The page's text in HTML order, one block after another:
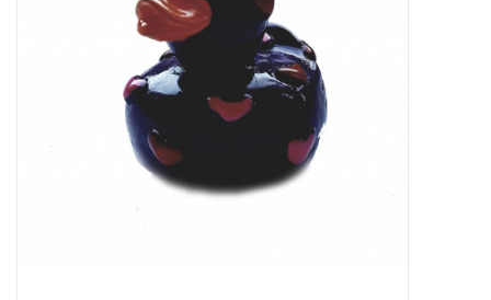
Women's Collection